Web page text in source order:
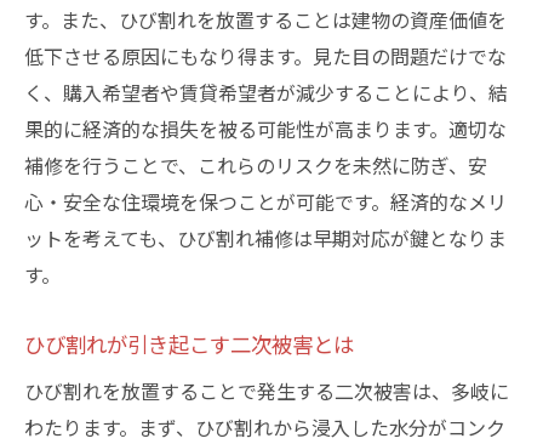
す。また、ひび割れを放置することは建物の資産価値を
低下させる原因にもなり得ます。見た目の問題だけでな
く、購入希望者や賃貸希望者が減少することにより、結
果的に経済的な損失を被る可能性が高まります。適切な
補修を行うことで、これらのリスクを未然に防ぎ、安
心・安全な住環境を保つことが可能です。経済的なメリ
ットを考えても、ひび割れ補修は早期対応が鍵となりま
す。
ひび割れが引き起こす二次被害とは
ひび割れを放置することで発生する二次被害は、多岐に
わたります。まず、ひび割れから浸入した水分がコンク